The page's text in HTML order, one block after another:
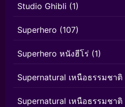
Studio Ghibli (1)
Superhero (107)
Superhero หนังฮีโร่ (1)
Supernatural เหนือธรรมชาติ
Supernatural เหนือธรรมชาติ